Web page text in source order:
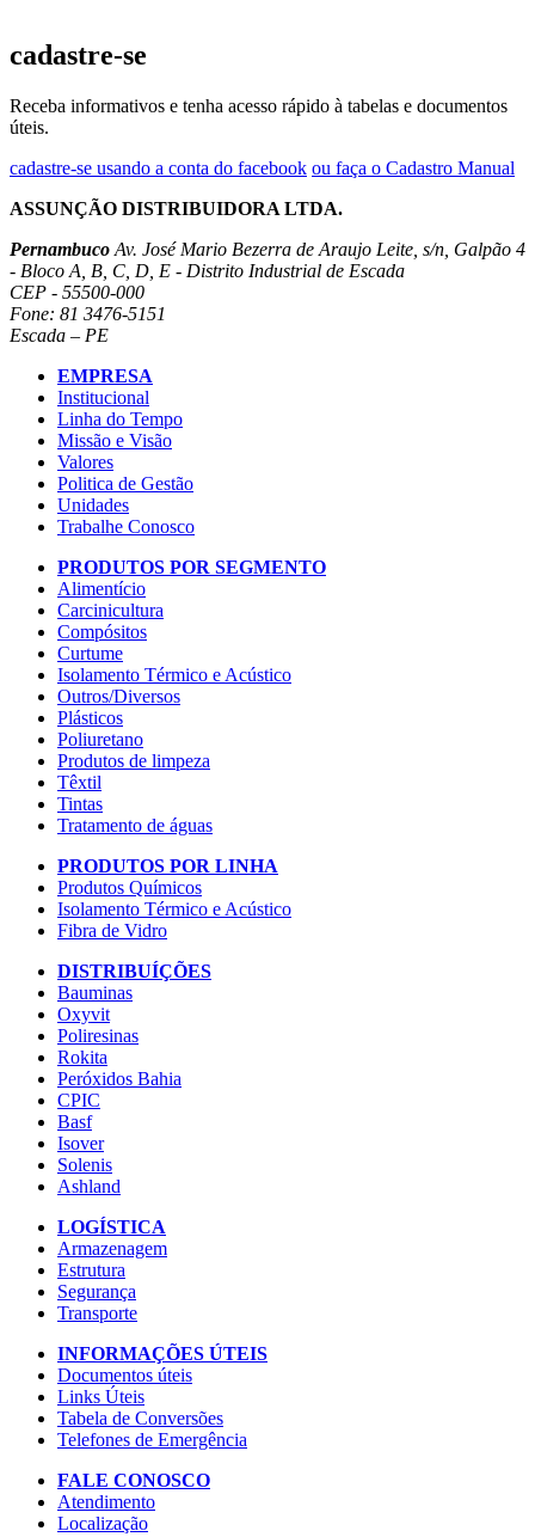
cadastre-se
Receba informativos e tenha acesso rápido à tabelas e documentos
úteis.
cadastre-se usando a conta do facebook ou faça o Cadastro Manual
ASSUNÇÃO DISTRIBUIDORA LTDA.
Pernambuco Av. José Mario Bezerra de Araujo Leite, s/n, Galpão 4
- Bloco A, B, C, D, E - Distrito Industrial de Escada
CEP - 55500-000
Fone: 81 3476-5151
Escada – PE
EMPRESA
Institucional
Linha do Tempo
Missão e Visão
Valores
Politica de Gestão
Unidades
Trabalhe Conosco
PRODUTOS POR SEGMENTO
Alimentício
Carcinicultura
Compósitos
Curtume
Isolamento Térmico e Acústico
Outros/Diversos
Plásticos
Poliuretano
Produtos de limpeza
Têxtil
Tintas
Tratamento de águas
PRODUTOS POR LINHA
Produtos Químicos
Isolamento Térmico e Acústico
Fibra de Vidro
DISTRIBUÍÇÕES
Bauminas
Oxyvit
Poliresinas
Rokita
Peróxidos Bahia
CPIC
Basf
Isover
Solenis
Ashland
LOGÍSTICA
Armazenagem
Estrutura
Segurança
Transporte
INFORMAÇÕES ÚTEIS
Documentos úteis
Links Úteis
Tabela de Conversões
Telefones de Emergência
FALE CONOSCO
Atendimento
Localização